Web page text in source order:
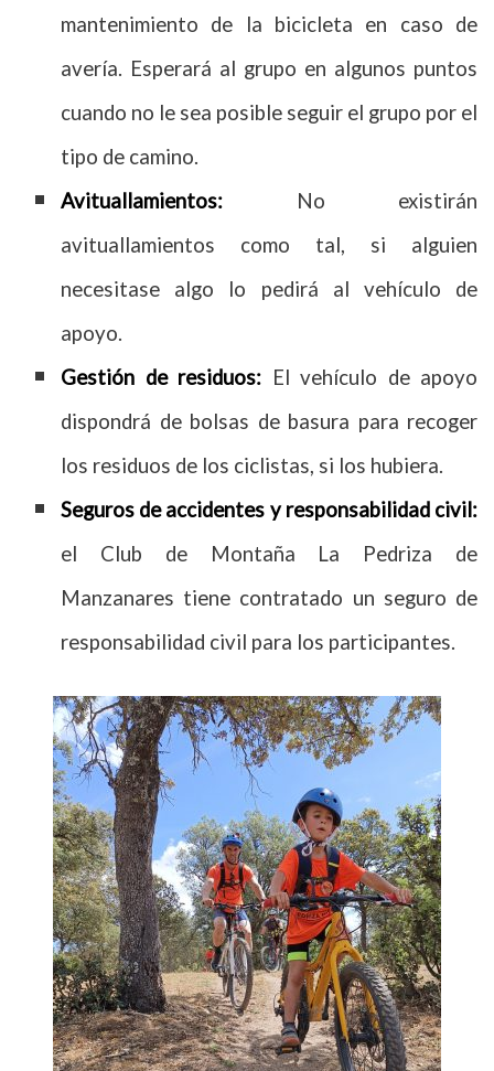
mantenimiento de la bicicleta en caso de
avería. Esperará al grupo en algunos puntos
cuando no le sea posible seguir el grupo por el
tipo de camino.
Avituallamientos: No existirán
avituallamientos como tal, si alguien
necesitase algo lo pedirá al vehículo de
apoyo.
Gestión de residuos: El vehículo de apoyo
dispondrá de bolsas de basura para recoger
los residuos de los ciclistas, si los hubiera.
Seguros de accidentes y responsabilidad civil:
el Club de Montaña La Pedriza de
Manzanares tiene contratado un seguro de
responsabilidad civil para los participantes.